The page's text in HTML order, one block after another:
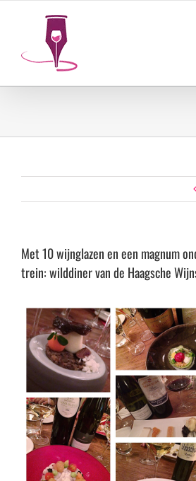
Met 10 wijnglazen en een magnum
trein: wilddiner van de Haagsche